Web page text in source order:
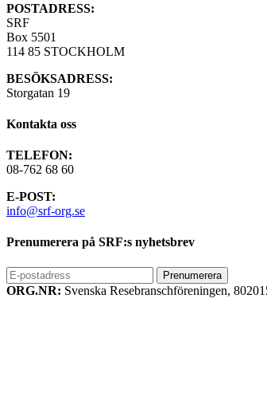
POSTADRESS:
SRF
Box 5501
114 85 STOCKHOLM
BESÖKSADRESS:
Storgatan 19
Kontakta oss
TELEFON:
08-762 68 60
E-POST:
info@srf-org.se
Prenumerera på SRF:s nyhetsbrev
ORG.NR: Svenska Resebranschföreningen,